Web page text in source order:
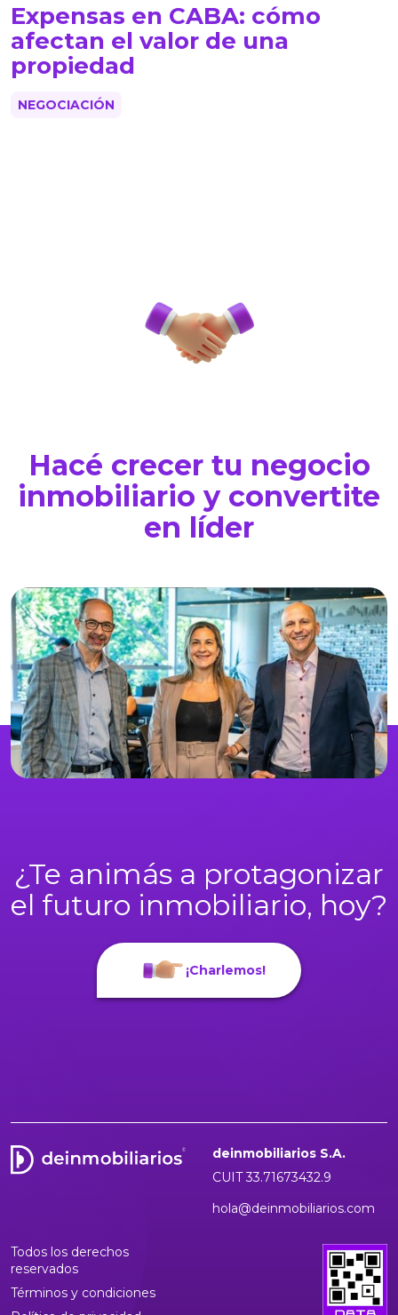
Expensas en CABA: cómo
afectan el valor de una
propiedad
NEGOCIACIÓN
Hacé crecer tu negocio
inmobiliario y convertite
en líder
¿Te animás a protagonizar
el futuro inmobiliario, hoy?
¡Charlemos!
deinmobiliarios S.A.
CUIT 33.71673432.9
hola@deinmobiliarios.com
Todos los derechos
reservados
Términos y condiciones